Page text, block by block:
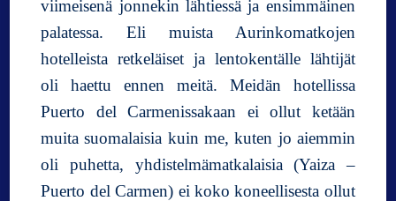
viimeisenä jonnekin lähtiessä ja ensimmäinen
palatessa. Eli muista Aurinkomatkojen
hotelleista retkeläiset ja lentokentälle lähtijät
oli haettu ennen meitä. Meidän hotellissa
Puerto del Carmenissakaan ei ollut ketään
muita suomalaisia kuin me, kuten jo aiemmin
oli puhetta, yhdistelmämatkalaisia (Yaiza –
Puerto del Carmen) ei koko koneellisesta ollut